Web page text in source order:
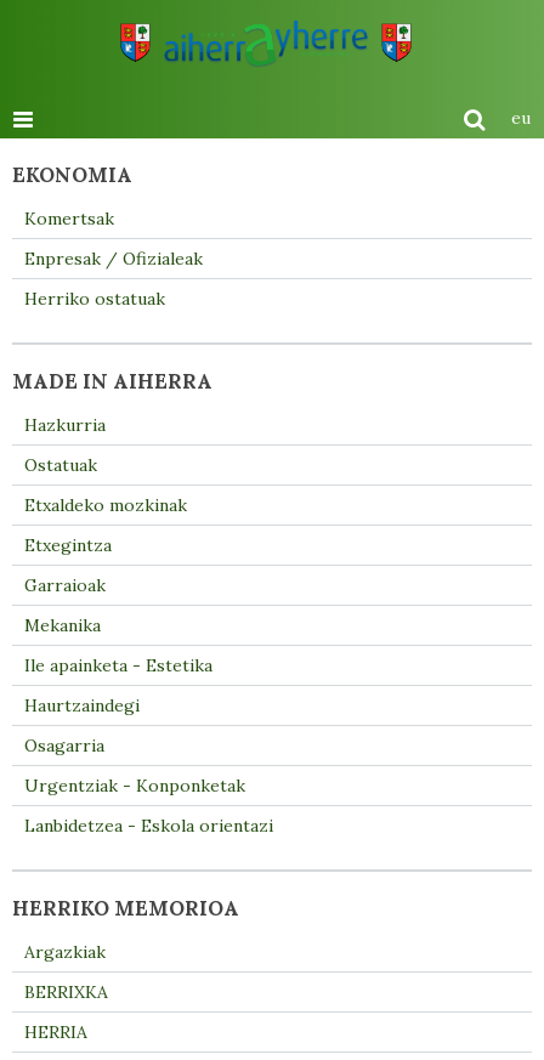
eu
EKONOMIA
Komertsak
Enpresak / Ofizialeak
Herriko ostatuak
MADE IN AIHERRA
Hazkurria
Ostatuak
Etxaldeko mozkinak
Etxegintza
Garraioak
Mekanika
Ile apainketa - Estetika
Haurtzaindegi
Osagarria
Urgentziak - Konponketak
Lanbidetzea - Eskola orientazi
HERRIKO MEMORIOA
Argazkiak
BERRIXKA
HERRIA